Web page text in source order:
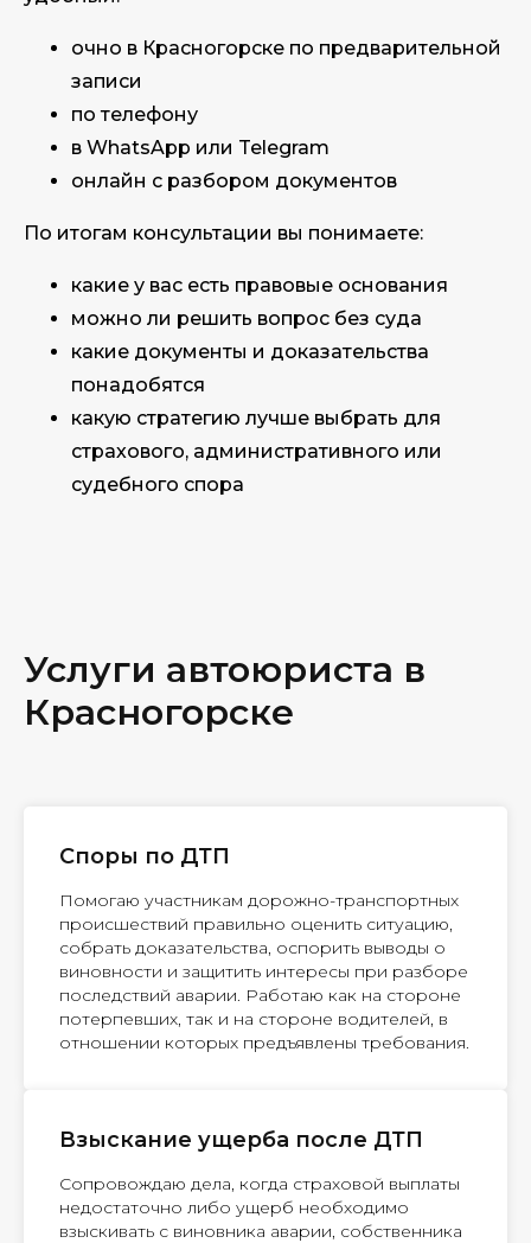
очно в Красногорске по предварительной
записи
по телефону
в WhatsApp или Telegram
онлайн с разбором документов
По итогам консультации вы понимаете:
какие у вас есть правовые основания
можно ли решить вопрос без суда
какие документы и доказательства
понадобятся
какую стратегию лучше выбрать для
страхового, административного или
судебного спора
Услуги автоюриста в
Красногорске
Споры по ДТП
Помогаю участникам дорожно-транспортных
происшествий правильно оценить ситуацию,
собрать доказательства, оспорить выводы о
виновности и защитить интересы при разборе
последствий аварии. Работаю как на стороне
потерпевших, так и на стороне водителей, в
отношении которых предъявлены требования.
Взыскание ущерба после ДТП
Сопровождаю дела, когда страховой выплаты
недостаточно либо ущерб необходимо
взыскивать с виновника аварии, собственника